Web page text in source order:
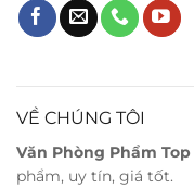
VỀ CHÚNG TÔI
Văn Phòng Phẩm Top
phẩm, uy tín, giá tốt.